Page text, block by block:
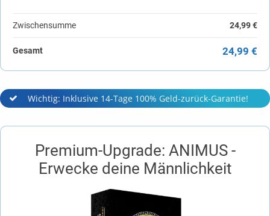
Zwischensumme 24,99 €
Gesamt 24,99 €
Wichtig: Inklusive 14-Tage 100% Geld-zurück-Garantie!
Premium-Upgrade: ANIMUS -
Erwecke deine Männlichkeit